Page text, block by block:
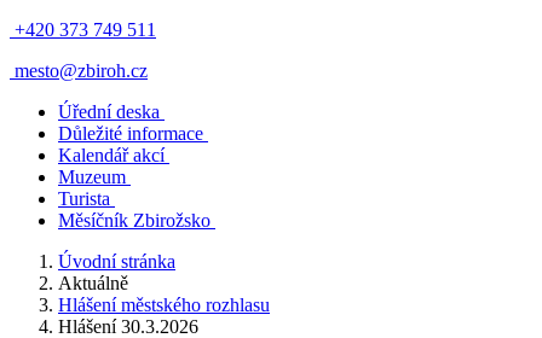
+420 373 749 511
mesto@zbiroh.cz
Úřední deska
Důležité informace
Kalendář akcí
Muzeum
Turista
Měsíčník Zbirožsko
Úvodní stránka
Aktuálně
Hlášení městského rozhlasu
Hlášení 30.3.2026